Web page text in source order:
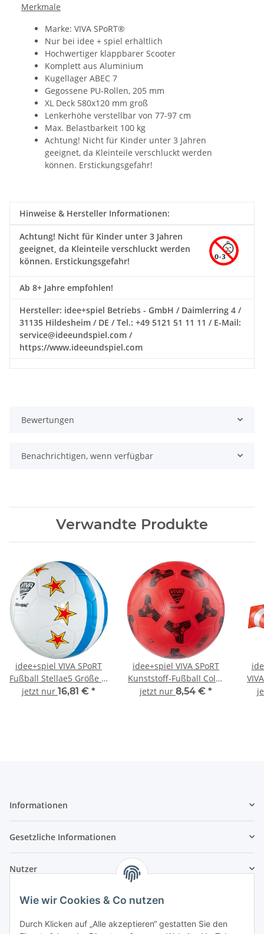
Wie wir Cookies & Co nutzen
Durch Klicken auf „Alle akzeptieren“ gestatten Sie den
Merkmale
Marke: VIVA SPoRT®
Nur bei idee + spiel erhältlich
Hochwertiger klappbarer Scooter
Komplett aus Aluminium
Kugellager ABEC 7
Gegossene PU-Rollen, 205 mm
XL Deck 580x120 mm groß
Lenkerhöhe verstellbar von 77-97 cm
Max. Belastbarkeit 100 kg
Achtung! Nicht für Kinder unter 3 Jahren
geeignet, da Kleinteile verschluckt werden
können. Erstickungsgefahr!
Hinweise & Hersteller Informationen:
Achtung! Nicht für Kinder unter 3 Jahren
geeignet, da Kleinteile verschluckt werden
können. Erstickungsgefahr!
Ab 8+ Jahre empfohlen!
Hersteller: idee+spiel Betriebs - GmbH / Daimlerring 4 /
31135 Hildesheim / DE / Tel.: +49 5121 51 11 11 / E-Mail:
service@ideeundspiel.com /
https://www.ideeundspiel.com
Bewertungen
Benachrichtigen, wenn verfügbar
Verwandte Produkte
idee+spiel VIVA SPoRT
Fußball Stellae5 Größe 5,
733-29205
jetzt nur 16,81 € *
idee+spiel VIVA SPoRT
Kunststoff-Fußball Color
farblich sortiert 736-
jetzt nur 8,54 € *
Informationen
Gesetzliche Informationen
Nutzer